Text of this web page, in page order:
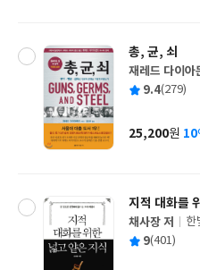
총, 균, 쇠
글
쓴
재레드 다이아
출
사
평 9.4(279)
가
25,200원
지적 대화를
글
쓴
채사장 저
출
한
평 9(401)